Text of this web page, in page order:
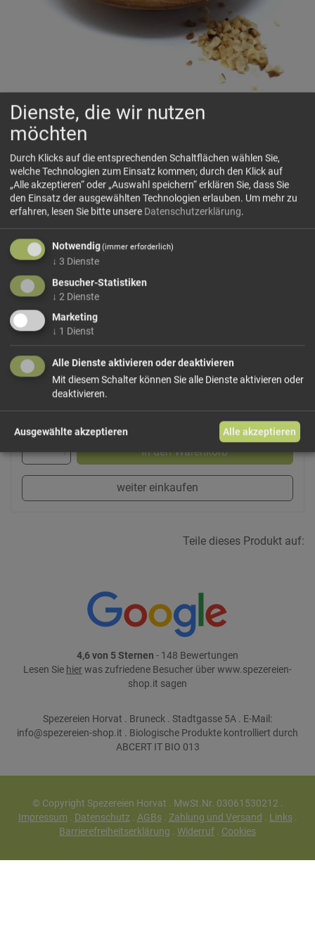
Haselnusskrokant
🌿Knusprig, pur und nussig – gerösteter Haselnusskrokant
🗺 Herkunft
Haselnüssen aus der Region Neapel hergestellt – bekannt
für ihren vollmundigen, natürlichen Geschmack.
mehr Infos +
Dieses Produkt führen wir lose.
In den Warenkorb
weiter einkaufen
Teile dieses Produkt auf:
4,6 von 5 Sternen - 148 Bewertungen
Lesen Sie hierwas zufriedene Besucher über www.spezereien-
shop.it sagen
Spezereien Horvat . Bruneck . Stadtgasse 5A . E-Mail:
info@spezereien-shop.it . Biologische Produkte kontrolliert durch
ABCERT IT BIO 013
© Copyright Spezereien Horvat . MwSt.Nr. 03061530212 .
Impressum. Datenschutz. AGBs. Zahlung und Versand . Links.
Barrierefreiheitserklärung . Widerruf . Cookies
Dienste, die wir nutzen
möchten
Durch Klicks auf die entsprechenden Schaltflächen wählen Sie,
welche Technologien zum Einsatz kommen; durch den Klick auf
„Alle akzeptieren“ oder „Auswahl speichern“ erklären Sie, dass Sie
den Einsatz der ausgewählten Technologien erlauben. Um mehr zu
erfahren, lesen Sie bitte unsere Datenschutzerklärung.
Notwendig(immer erforderlich)
↓ 3 Dienste
Besucher-Statistiken
↓ 2 Dienste
Marketing
↓ 1 Dienst
Alle Dienste aktivieren oder deaktivieren
Mit diesem Schalter können Sie alle Dienste aktivieren oder
deaktivieren.
Ausgewählte akzeptieren Alle akzeptieren